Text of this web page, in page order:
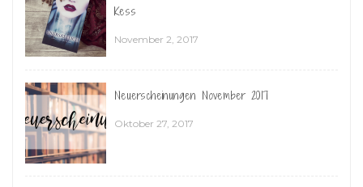
Kess
November 2, 2017
Neuerscheinungen November 2017
Oktober 27, 2017